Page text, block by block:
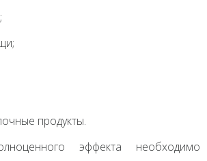
продукты.
эффекта необходимо